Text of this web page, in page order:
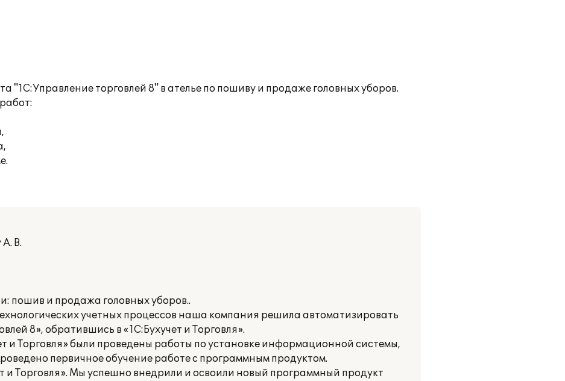
"1С:Управление торговлей 8" в ателье по пошиву и продаже головных уборов.
В.
пошив и продажа головных уборов..
учетных процессов наша компания решила автоматизировать
8», обратившись в «1С:Бухучет и Торговля».
и Торговля» были проведены работы по установке информационной системы,
первичное обучение работе с программным продуктом.
и Торговля». Мы успешно внедрили и освоили новый программный продукт